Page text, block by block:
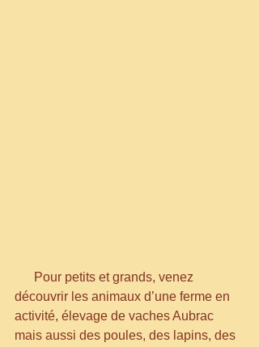
découvrir les animaux d’une ferme en
activité, élevage de vaches Aubrac
mais aussi des poules, des lapins, des